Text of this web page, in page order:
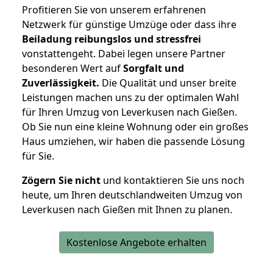
Profitieren Sie von unserem erfahrenen
Netzwerk für günstige Umzüge oder dass ihre
Beiladung reibungslos und stressfrei
vonstattengeht. Dabei legen unsere Partner
besonderen Wert aufSorgfalt und
Zuverlässigkeit. Die Qualität und unser breite
Leistungen machen uns zu der optimalen Wahl
für Ihren Umzug von Leverkusen nach Gießen.
Ob Sie nun eine kleine Wohnung oder ein großes
Haus umziehen, wir haben die passende Lösung
für Sie.
Zögern Sie nicht und kontaktieren Sie uns noch
heute, um Ihren deutschlandweiten Umzug von
Leverkusen nach Gießen mit Ihnen zu planen.
Kostenlose Angebote erhalten